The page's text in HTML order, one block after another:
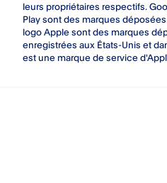
leurs propriétaires respectifs.
Play sont des marques
logo Apple sont des marques
enregistrées aux États-Unis et
est une marque de service